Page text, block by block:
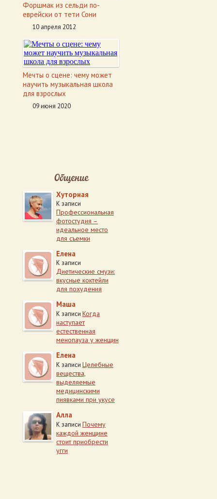
Форшмак из сельди по-
еврейски от тети Сони
10 апреля 2012
Мечты о сцене: чему может
научить музыкальная школа
для взрослых
09 июня 2020
Общение
Хуторная
К записи
Профессиональная
фотостудия –
идеальное место
для съемки
Елена
К записи
Диетические смузи:
вкусные коктейли
для похудения
Маша
К записи Когда
наступает
естественная
менопауза у женщин
Елена
К записи Целебные
вещества,
выделяемые
медицинскими
пиявками при укусе
Алла
К записи Почему
каждой женщине
стоит приобрести
угги